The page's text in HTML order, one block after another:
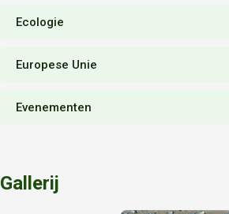
Ecologie
Europese Unie
Evenementen
Gallerij